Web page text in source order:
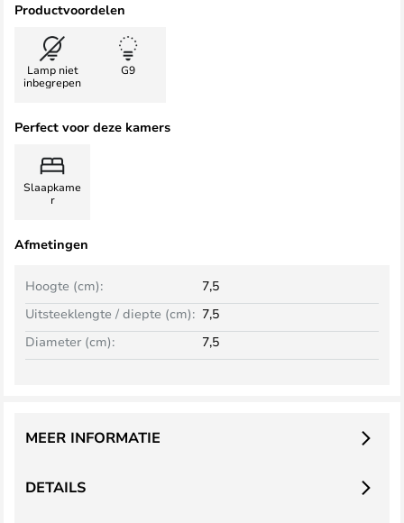
Productvoordelen
Lamp niet
inbegrepen
G9
Perfect voor deze kamers
Slaapkame
r
Afmetingen
Hoogte (cm):
7,5
Uitsteeklengte / diepte (cm): 7,5
Diameter (cm):
7,5
DETAILS
MEER INFORMATIE